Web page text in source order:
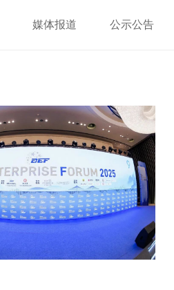
媒体报道 公示公告